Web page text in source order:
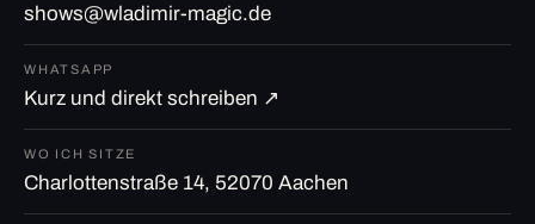
shows@wladimir-magic.de
WHATSAPP
Kurz und direkt schreiben ↗
WO ICH SITZE
Charlottenstraße 14, 52070 Aachen